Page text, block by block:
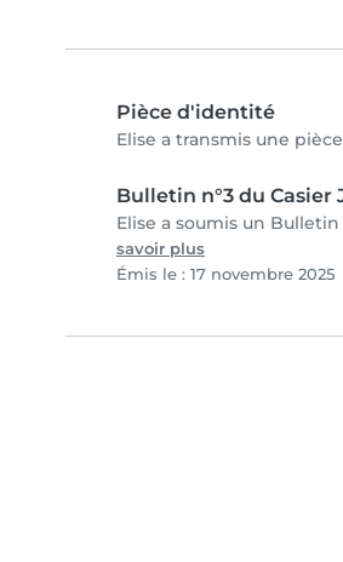
Pièce d'identité
Elise a transmis une
Bulletin n°3 du Casier
Elise a soumis un
savoir plus
Émis le : 17 novembre 2025